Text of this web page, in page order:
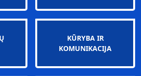
KŪRYBA IR
KOMUNIKACIJA